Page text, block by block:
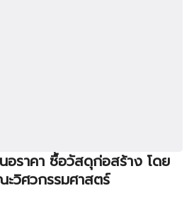
อราคา ซื้อวัสดุก่อสร้าง โดย
ะวิศวกรรมศาสตร์